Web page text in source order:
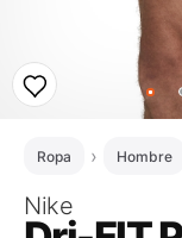
Ropa Hombre
Nike